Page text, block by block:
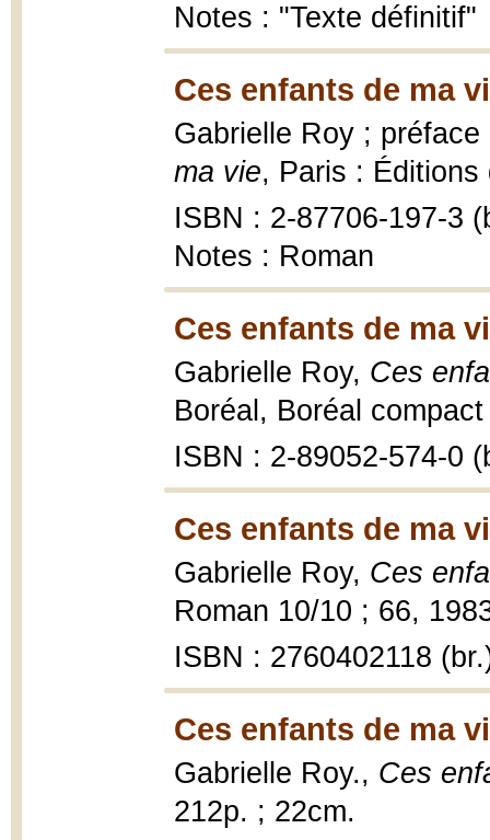
Notes : "Texte définitif"
Ces enfants de ma
Gabrielle Roy ;
ma vie, Paris :
ISBN : 2-87706-197-3
Notes : Roman
Ces enfants de ma
Gabrielle Roy, Ces
Boréal, Boréal
ISBN : 2-89052-574-0
Ces enfants de ma
Gabrielle Roy, Ces
Roman 10/10 ; 66,
ISBN : 2760402118
Ces enfants de ma
Gabrielle Roy., Ces
212p. ; 22cm.